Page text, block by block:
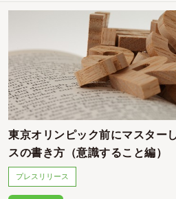
東京オリンピック前にマスター
スの書き方（意識すること編）
プレスリリース